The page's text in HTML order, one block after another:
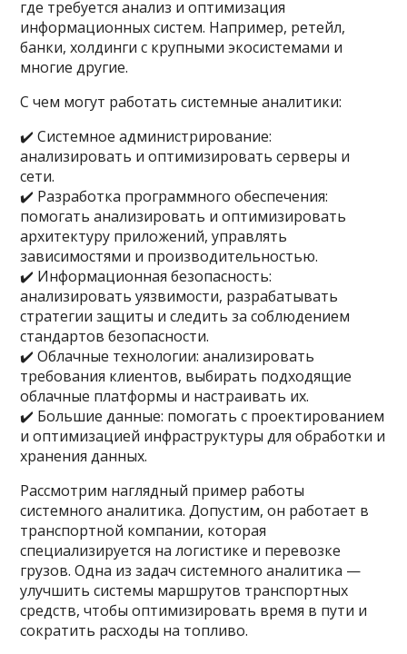
где требуется анализ и оптимизация
информационных систем. Например, ретейл,
банки, холдинги с крупными экосистемами и
многие другие.
С чем могут работать системные аналитики:
✔️ Системное администрирование:
анализировать и оптимизировать серверы и
сети.
✔️ Разработка программного обеспечения:
помогать анализировать и оптимизировать
архитектуру приложений, управлять
зависимостями и производительностью.
✔️ Информационная безопасность:
анализировать уязвимости, разрабатывать
стратегии защиты и следить за соблюдением
стандартов безопасности.
✔️ Облачные технологии: анализировать
требования клиентов, выбирать подходящие
облачные платформы и настраивать их.
✔️ Большие данные: помогать с проектированием
и оптимизацией инфраструктуры для обработки и
хранения данных.
Рассмотрим наглядный пример работы
системного аналитика. Допустим, он работает в
транспортной компании, которая
специализируется на логистике и перевозке
грузов. Одна из задач системного аналитика —
улучшить системы маршрутов транспортных
средств, чтобы оптимизировать время в пути и
сократить расходы на топливо.